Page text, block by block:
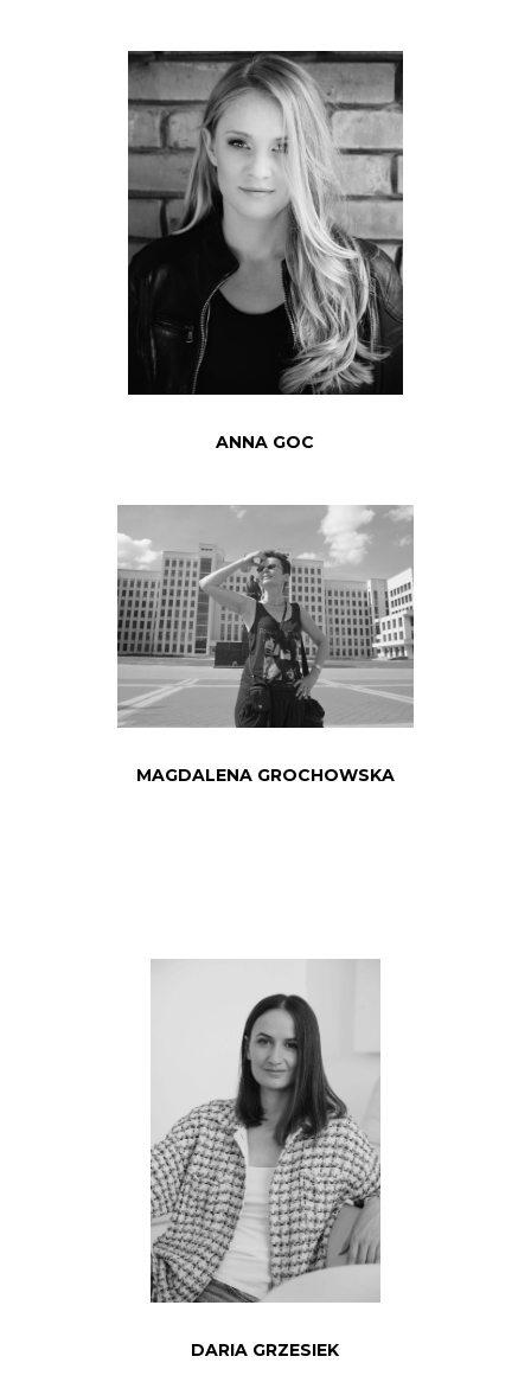
ANNA GOC
MAGDALENA GROCHOWSKA
DARIA GRZESIEK